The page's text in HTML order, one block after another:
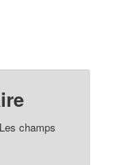
Les champs